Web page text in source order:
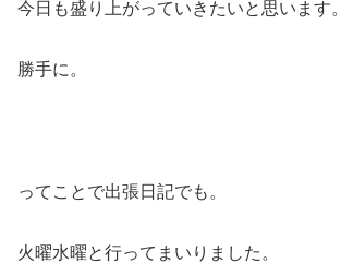
今日も盛り上がっていきたいと思います。
勝手に。
ってことで出張日記でも。
火曜水曜と行ってまいりました。